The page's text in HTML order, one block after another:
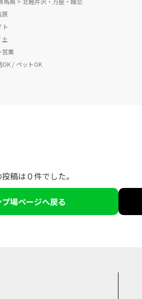
原
ト
営業
OK / ペットOK
稿は０件でした。
場ページへ戻る